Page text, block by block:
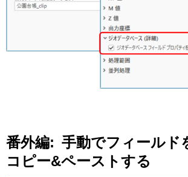
番外編: 手動でフィールド
コピー&ペーストする